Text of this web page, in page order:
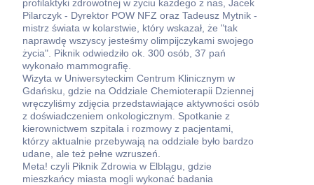
profilaktyki zdrowotnej w życiu każdego z nas, Jacek
Pilarczyk - Dyrektor POW NFZ oraz Tadeusz Mytnik -
mistrz świata w kolarstwie, który wskazał, że "tak
naprawdę wszyscy jesteśmy olimpijczykami swojego
życia". Piknik odwiedziło ok. 300 osób, 37 pań
wykonało mammografię.
Wizyta w Uniwersyteckim Centrum Klinicznym w
Gdańsku, gdzie na Oddziale Chemioterapii Dziennej
wręczyliśmy zdjęcia przedstawiające aktywności osób
z doświadczeniem onkologicznym. Spotkanie z
kierownictwem szpitala i rozmowy z pacjentami,
którzy aktualnie przebywają na oddziale było bardzo
udane, ale też pełne wzruszeń.
Meta! czyli Piknik Zdrowia w Elblągu, gdzie
mieszkańcy miasta mogli wykonać badania